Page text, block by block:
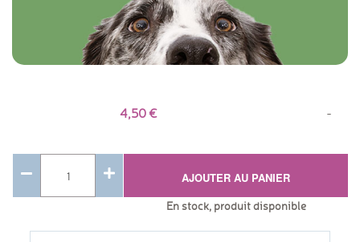
4,50 -
AJOUTER AU PANIER
En stock, produit disponible